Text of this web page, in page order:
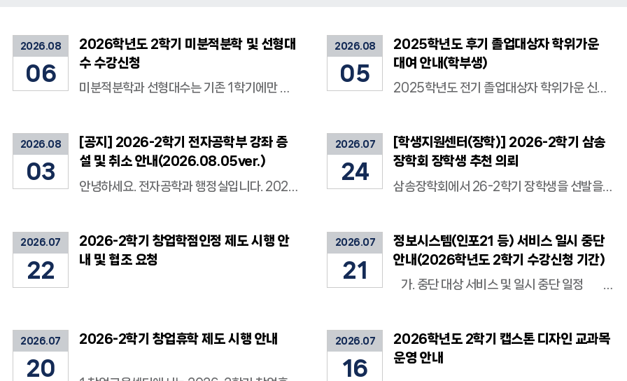
2026.08
06
2026학년도 2학기 미분적분학 및 선형대
수 수강신청
2026.08
05
2025학년도 후기 졸업대상자 학위가운
대여 안내(학부생)
2026.08
03
[공지] 2026-2학기 전자공학부 강좌 증
설 및 취소 안내(2026.08.05ver.)
2026.07
24
[학생지원센터(장학)] 2026-2학기 삼송
장학회 장학생 추천 의뢰
삼송장학회에서 26-2학기 장학생을 선발을 하오니, 많은 관심과 신청 부탁드립니다. *신청기한:~07.30 15시까지 *신청방법: 구글폼 신청 https://forms.gle/VHBdQTjisKWiErwH9
2026.07
22
2026-2학기 창업학점인정 제도 시행 안
내 및 협조 요청
2026.07
21
정보시스템(인포21 등) 서비스 일시 중단
안내(2026학년도 2학기 수강신청 기간)
2026.07
20
2026-2학기 창업휴학 제도 시행 안내 2026.07
16
2026학년도 2학기 캡스톤 디자인 교과목
운영 안내